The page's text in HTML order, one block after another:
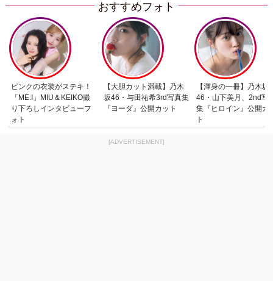
おすすめフォト
ピンクの衣装がステキ！
「ME:I」MIU＆KEIKO撮
り下ろしインタビューフ
ォト
【大胆カット満載】乃木
坂46・与田祐希3rd写真集
『ヨーダ』公開カット
【渾身の一冊】乃木坂
46・山下美月、2nd写
集『ヒロイン』公開カ
ト
[ADVERTISEMENT]